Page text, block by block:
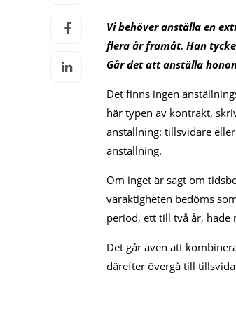
Vi behöver anställa en
flera år framåt. Han
Går det att anställa
Det finns ingen
här typen av kontrakt,
anställning: tillsvidare
anställning.
Om inget är sagt om
varaktigheten bedöms
period, ett till två år, hade
Det går även att
därefter övergå till